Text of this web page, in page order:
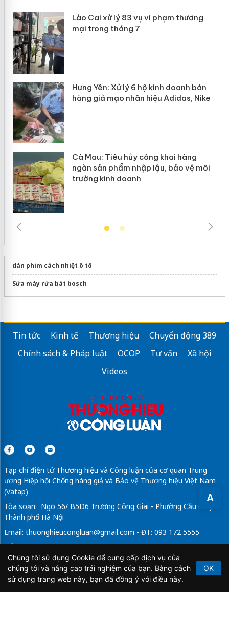
A
Lào Cai xử lý 83 vụ vi phạm thương
mại trong tháng 7
Hưng Yên: Xử lý 6 hộ kinh doanh bán
hàng giả mạo nhãn hiệu Adidas, Nike
Cà Mau: Tiêu hủy công khai hàng
ngàn sản phẩm nhập lậu, bảo vệ môi
trường kinh doanh
dán phim cách nhiệt ô tô
Sửa máy rửa bát bosch
Tin tức Kinh tế Thương hiệu
Chuyển động 389
Chính sách & Pháp luật
OCOP Tư vấn
Xã hội
Videos
Tạp chí điện tử Thương hiệu và Công luận của cơ quan Trung
ương Hiệp hội Chống hàng giả và Bảo vệ Thương hiệu Việt Nam
(Vatap)
Tòa soạn: Ngõ 56/ B5D6 Trương Công Giai - Phường Cầu Giấy -
Thành phố Hà Nội
Email: thuonghieucongluan@gmail.com - ĐT: 093 172 5555
Tổng Biên Tập: Vũ Đức Thuận
Giấy phép hoạt động báo chí điện tử số 64/GP-BTTTT do Bộ
Thông tin và Truyền thông cấp ngày 21/2/2020.
Chúng tôi sử dụng Cookie để cung cấp dịch vụ của
chúng tôi và nâng cao trải nghiệm của bạn. Bằng cách
sử dụng trang web này, bạn đã đồng ý với điều này.
OK